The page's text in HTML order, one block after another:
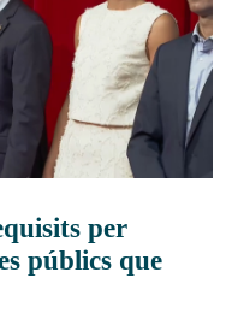
per
públics que